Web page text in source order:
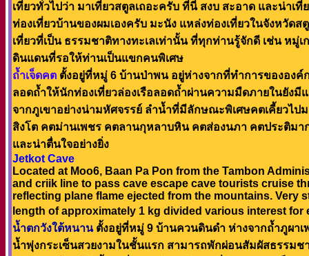
เที่ยวทั่วไปว่า มาเที่ยวสตูลเถอะครับ ที่นี่ สงบ สะอาด และน่า
ท่องเที่ยวบ้านของผมเองครับ มะนัง แหล่งท่องเที่ยวในจังหวัด
เที่ยวที่เป็น ธรรมชาติทางทะเลเท่านั้น ที่ทุกท่านรู้จักดี เช่น หมู่เ
ดินแดนที่รอให้ท่านเป็นแขกคนพิเศษ
ถ้ำเจ็ดคต ตั้งอยู่ที่หมู่ 6 บ้านป่าพน อยู่ห่างจากที่ทำการขององ
ลอดถ้ำให้นักท่องเที่ยวล่องเรือลอดถ้ำผ่านความมืดภายในยัง
จากภูเขาอย่างน่ามหัศจรรย์ ลำน้ำที่มีลักษณะพิเศษคตเคี้ยวไป
สิงโต คตม่านเพชร คตลานกุหลาบหิน คตส่องนภา คตประติม
และน่าตื่นใจอย่างยิ่ง
Jetkot Cave
Located at Moo6, Baan Pa Pon from the Tambon
and criik line to pass cave escape cave tourists cruise
reflecting plane flame ejected from the mountains.
length of approximately 1 kg divided various interest
น้ำตกวังใต้หนานตั้งอยู่ที่หมู่ 9 บ้านควนดินดำ ห่างจากถ้ำภูผาเ
น้ำพุ่งกระเซ็นสวยงามในชั้นแรก สามารถพักผ่อนสัมผัสธรรม